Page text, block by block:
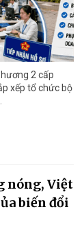
2 cấp
xếp tổ chức bộ
nóng, Việt
biến đổi